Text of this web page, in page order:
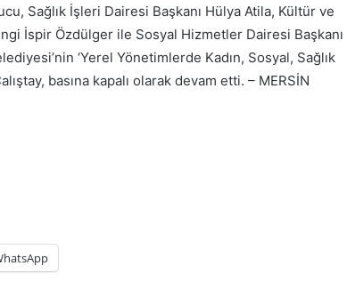
Sağlık İşleri Dairesi Başkanı Hülya Atila, Kültür ve
İspir Özdülger ile Sosyal Hizmetler Dairesi Başkanı
‘Yerel Yönetimlerde Kadın, Sosyal, Sağlık
basına kapalı olarak devam etti. – MERSİN